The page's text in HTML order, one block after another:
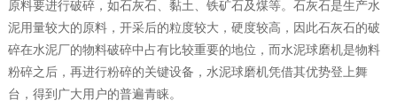
原料要进行破碎，如石灰石、黏土、铁矿石及煤等。石灰石是生产水
泥用量较大的原料，开采后的粒度较大，硬度较高，因此石灰石的破
碎在水泥厂的物料破碎中占有比较重要的地位，而水泥球磨机是物料
粉碎之后，再进行粉碎的关键设备，水泥球磨机凭借其优势登上舞
台，得到广大用户的普遍青睐。